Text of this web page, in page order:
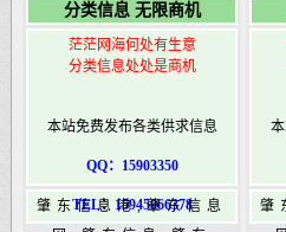
港
港
分类信息 无限商机
茫茫网海何处有生意
分类信息处处是商机
本站免费发布各类供求信息
QQ：15903350
TEL：15945066378
肇东信息港,肇东信息
肇